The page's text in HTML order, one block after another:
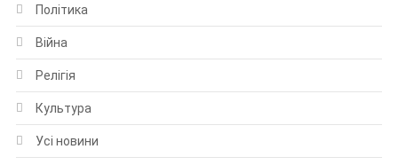
Політика
Війна
Релігія
Культура
Усі новини